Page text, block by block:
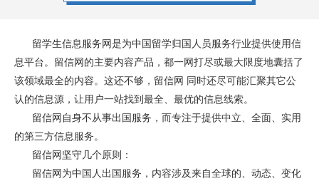
留学生信息服务网是为中国留学归国人员服务行业提供使用信
息平台。留信网的主要内容产品，都一网打尽或最大限度地囊括了
该领域最全的内容。这还不够，留信网 同时还尽可能汇聚其它公
认的信息源，让用户一站找到最全、最优的信息线索。
留信网自身不从事出国服务，而专注于提供中立、全面、实用
的第三方信息服务。
留信网坚守几个原则：
留信网为中国人出国服务，内容涉及来自全球的、动态、变化